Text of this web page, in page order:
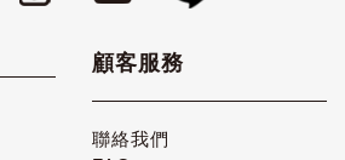
顧客服務
聯絡我們